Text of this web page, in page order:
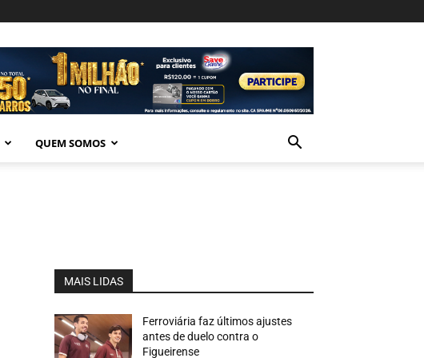
QUEM SOMOS
MAIS LIDAS
Ferroviária faz últimos ajustes
antes de duelo contra o
Figueirense